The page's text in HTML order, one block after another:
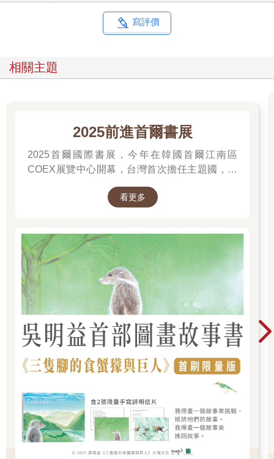
當我說「電視機有長髮鬼怪爬出來」，光聽文字描述，實在很遜
很荒謬是吧？但《七夜怪談》可成了當時最受歡迎的電影，透過
能感到那種詭異。
為何會有人創作這一類故事呢？究其本質，這些故事都描述著生
是常常聽聞中國大陸有電梯出事失控，人被吃進去然後受傷死
掉？當你看到這種新聞，你會害怕，擔心這種完全沒有先兆，也
不是自己做錯了甚麼，如此單純的無妄之災，會不會有一天降臨
到自己家人頭上？
我們平時不會對一部電梯保持警戒，但電梯卻可以殺了你。你再
想想，前陣子的馬路氣爆事件，或者是派對粉塵爆炸事件等，都
的氣氛下，突然變成了人間地獄。這世界最可怕的，並不是在緊
張危險的情況下出事，而是四周的平和喜樂竟然可以在一瞬間突
然崩解。
我不覺得這種事有需要理解成科幻，甚至也不需要理解為政治。
因為它涉及的是一種更底層的東西，就是安全感。安全感源自我
們認定理所當然的環境。我們一直認為搭乘電梯是很安全的行
為，我們一直認為我們的食品和食油是沒有問題的，我們不會想
到在路上騎車馬路會突然爆炸掀開來，我們不會想到參與一個室
外派對會碰到粉塵爆炸。在發生前，這些事情都荒謬，可笑，認
真討論的人是會被嘲笑的。
但這一切都發生了。然後我們才會發覺，之前認為這些東西不用
擔心的人，才是可笑的。這世界並沒有我們想像中的那麼安全。
這個故事將蔣公銅像變成怪物，其實是讓我們重拾那種感覺，那
種事情不可能這樣發生的感覺。這故事可怕嗎？這故事會發生
嗎？應該不可能。我們只會覺得這很假，就算會有東西變成吃人
怪物，也不會是蔣公銅像。未免太滑稽了。當我們認定「某事根
本不可能發生」，不妨將先前電梯失事，馬路氣爆等諸多意外帶
寫評價
相關主題
2025前進首爾書展
2025首爾國際書展，今年在韓國首爾江南區
COEX展覽中心開幕，台灣首次擔任主題國，有
他們的作品，並共享參展喜悅。
看更多